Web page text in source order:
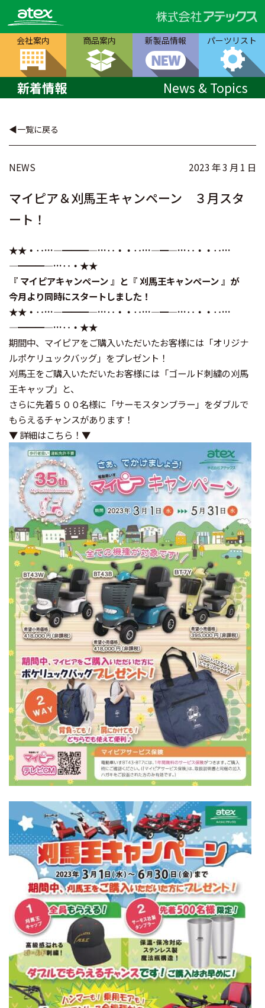
会社案内 商品案内 新製品情報 パーツリスト
新着情報 News & Topics
一覧に戻る
NEWS 2023 年 3 月 1 日
マイピア＆刈馬王キャンペーン ３月スタ
ート！
★★・‥…―━━━―…‥・・‥…―━―…‥・・‥…
―━━━―…‥・★★
『 マイピアキャンペーン 』と『 刈馬王キャンペーン 』が
今月より同時にスタートしました！
★★・‥…―━━━―…‥・・‥…―━―…‥・・‥…
―━━━―…‥・★★
期間中、マイピアをご購入いただいたお客様には「オリジナ
ルポケリュックバッグ」をプレゼント！
刈馬王をご購入いただいたお客様には「ゴールド刺繍の刈馬
王キャップ」と、
さらに先着５００名様に「サーモスタンブラー」をダブルで
もらえるチャンスがあります！
▼ 詳細はこちら！▼